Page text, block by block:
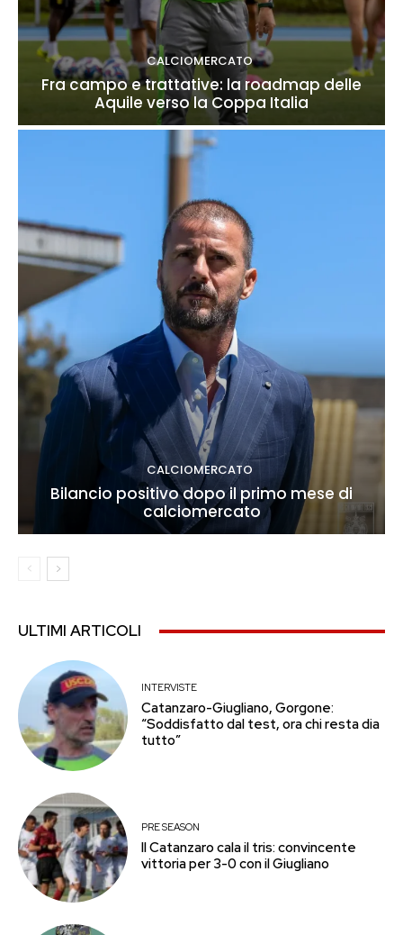
CALCIOMERCATO
Fra campo e trattative: la roadmap delle
Aquile verso la Coppa Italia
CALCIOMERCATO
Bilancio positivo dopo il primo mese di
calciomercato
ULTIMI ARTICOLI
INTERVISTE
Catanzaro-Giugliano, Gorgone:
“Soddisfatto dal test, ora chi resta dia
tutto”
PRE SEASON
Il Catanzaro cala il tris: convincente
vittoria per 3-0 con il Giugliano